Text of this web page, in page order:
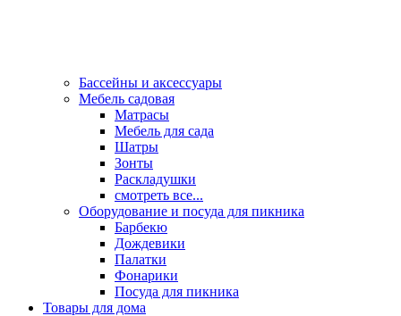
Бассейны и аксессуары
Мебель садовая
Матрасы
Мебель для сада
Шатры
Зонты
Раскладушки
смотреть все...
Оборудование и посуда для пикника
Барбекю
Дождевики
Палатки
Фонарики
Посуда для пикника
Товары для дома